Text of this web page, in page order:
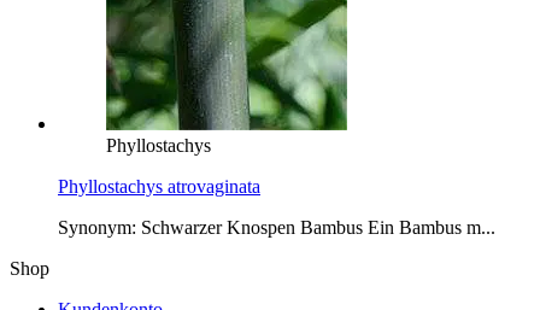
Phyllostachys
Phyllostachys atrovaginata
Synonym: Schwarzer Knospen Bambus Ein Bambus m...
Shop